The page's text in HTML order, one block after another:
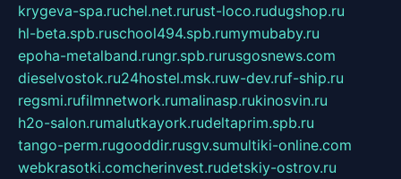
krygeva-spa.ruchel.net.rurust-loco.rudugshop.ru
hl-beta.spb.ruschool494.spb.rumymubaby.ru
epoha-metalband.rungr.spb.rurusgosnews.com
dieselvostok.ru24hostel.msk.ruw-dev.ruf-ship.ru
regsmi.rufilmnetwork.rumalinasp.rukinosvin.ru
h2o-salon.rumalutkayork.rudeltaprim.spb.ru
tango-perm.rugooddir.rusgv.sumultiki-online.com
webkrasotki.comcherinvest.rudetskiy-ostrov.ru